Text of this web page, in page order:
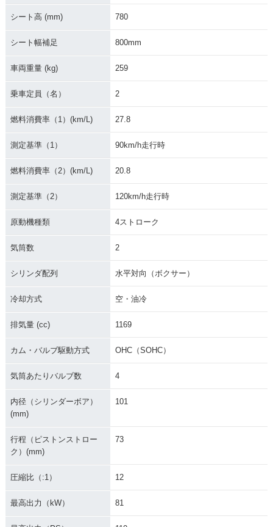
2007年 R1200RT
2006年 R1200RT・
R1200RT Celebrati
R1200RT Celebrati
R1200RT 90周年Sp
R1200RT 90周年Sp
シート高 (mm) 780
シート幅補足 800mm
車両重量 (kg) 259
乗車定員（名） 2
燃料消費率（1）(km/L) 27.8
測定基準（1） 90km/h走行時
燃料消費率（2）(km/L) 20.8
測定基準（2） 120km/h走行時
原動機種類 4ストローク
気筒数 2
シリンダ配列 水平対向（ボクサー）
冷却方式 空・油冷
排気量 (cc) 1169
カム・バルブ駆動方式 OHC（SOHC）
気筒あたりバルブ数 4
内径（シリンダーボア）
(mm)
101
行程（ピストンストロー
ク）(mm)
73
圧縮比（:1） 12
最高出力（kW） 81